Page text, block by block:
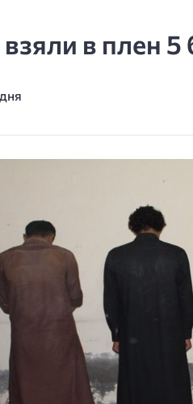
в плен